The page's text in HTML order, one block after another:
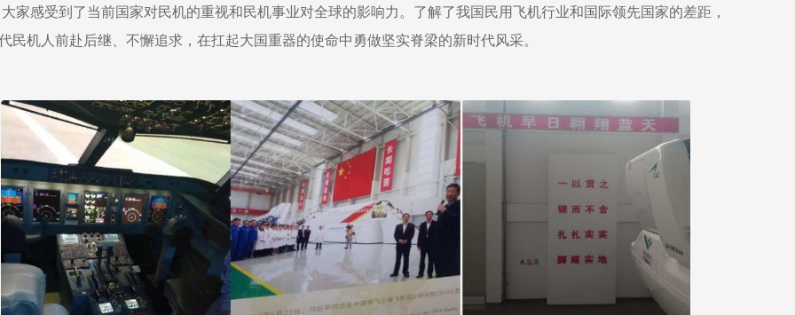
家感受到了当前国家对民机的重视和民机事业对全球的影响力。了解了我国民用飞机行业和国际领先国家的差距，
民机人前赴后继、不懈追求，在扛起大国重器的使命中勇做坚实脊梁的新时代风采。